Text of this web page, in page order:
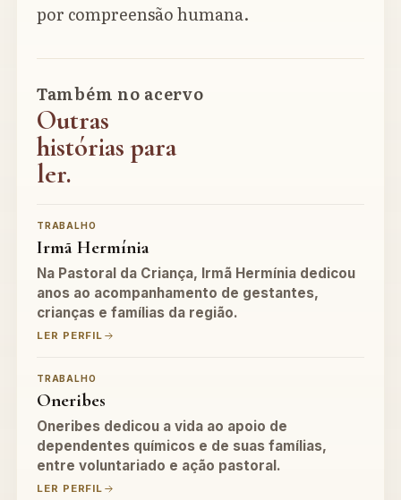
por compreensão humana.
Também no acervo
Outras
histórias para
ler.
TRABALHO
Irmã Hermínia
Na Pastoral da Criança, Irmã Hermínia dedicou
anos ao acompanhamento de gestantes,
crianças e famílias da região.
LER PERFIL
TRABALHO
Oneribes
Oneribes dedicou a vida ao apoio de
dependentes químicos e de suas famílias,
entre voluntariado e ação pastoral.
LER PERFIL